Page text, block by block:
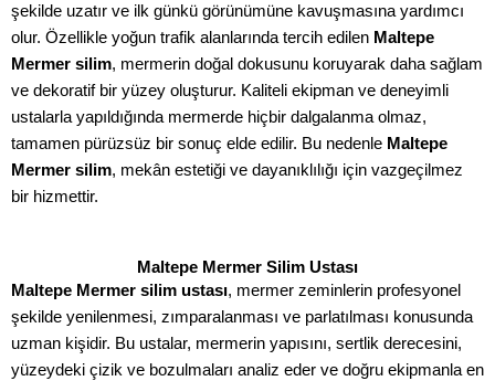
şekilde uzatır ve ilk günkü görünümüne kavuşmasına yardımcı
olur. Özellikle yoğun trafik alanlarında tercih edilen Maltepe
Mermer silim, mermerin doğal dokusunu koruyarak daha sağlam
ve dekoratif bir yüzey oluşturur. Kaliteli ekipman ve deneyimli
ustalarla yapıldığında mermerde hiçbir dalgalanma olmaz,
tamamen pürüzsüz bir sonuç elde edilir. Bu nedenle Maltepe
Mermer silim, mekân estetiği ve dayanıklılığı için vazgeçilmez
bir hizmettir.
Maltepe Mermer Silim Ustası
Maltepe Mermer silim ustası, mermer zeminlerin profesyonel
şekilde yenilenmesi, zımparalanması ve parlatılması konusunda
uzman kişidir. Bu ustalar, mermerin yapısını, sertlik derecesini,
yüzeydeki çizik ve bozulmaları analiz eder ve doğru ekipmanla en